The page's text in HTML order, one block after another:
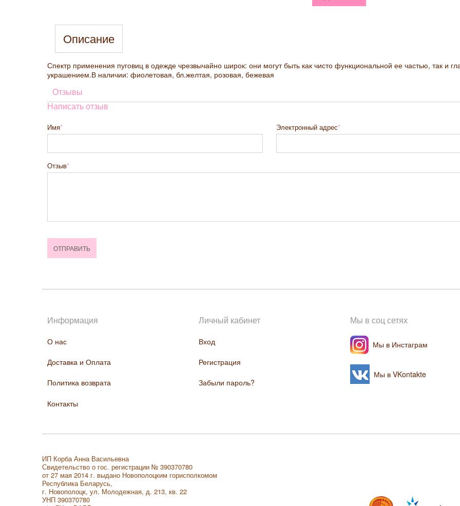
Описание
Спектр применения пуговиц в одежде чрезвычайно широк: они могут быть как чисто функциональной ее частью, так и
украшением.В наличии: фиолетовая, бл.желтая, розовая, бежевая
Отзывы
Написать отзыв
Имя Электронный адрес
Отзыв
Информация
О нас
Доставка и Оплата
Политика возврата
Контакты
Личный кабинет
Вход
Регистрация
Забыли пароль?
Мы в соц сетях
Мы в Инстаграм
Мы в VKontakte
ИП Корба Анна Васильевна
Свидетельство о гос. регистрации № 390370780
от 27 мая 2014 г. выдано Новополоцким горисполкомом
Республика Беларусь,
г. Новополоцк, ул. Молодежная, д. 213, кв. 22
УНП 390370780